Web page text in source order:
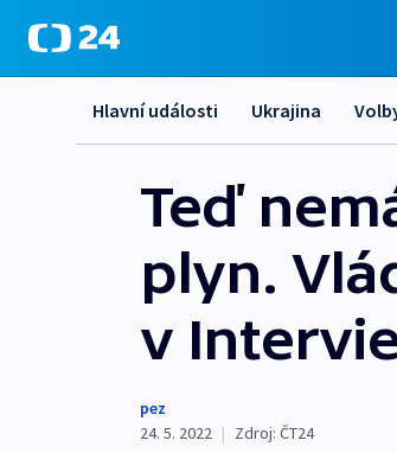
Hlavní události Ukrajina
Teď
plyn.
v
pez
24. 5. 2022 | Zdroj: ČT24